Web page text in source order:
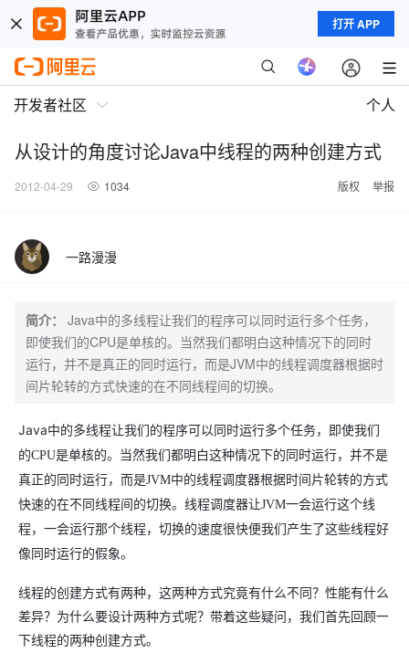
打开 APP
开发者社区 个人
从设计的角度讨论Java中线程的两种创建方式
2012-04-29 1034 版权 举报
一路漫漫
简介：
Java中的多线程让我们的程序可以同时运行多个任务，
即使我们的CPU是单核的。当然我们都明白这种情况下的同时
运行，并不是真正的同时运行，而是JVM中的线程调度器根据时
间片轮转的方式快速的在不同线程间的切换。
Java中的多线程让我们的程序可以同时运行多个任务，即使我们
的CPU是单核的。当然我们都明白这种情况下的同时运行，并不是
真正的同时运行，而是JVM中的线程调度器根据时间片轮转的方式
快速的在不同线程间的切换。线程调度器让JVM一会运行这个线
程，一会运行那个线程，切换的速度很快便我们产生了这些线程好
像同时运行的假象。
线程的创建方式有两种，这两种方式究竟有什么不同？性能有什么
差异？为什么要设计两种方式呢？带着这些疑问，我们首先回顾一
下线程的两种创建方式。